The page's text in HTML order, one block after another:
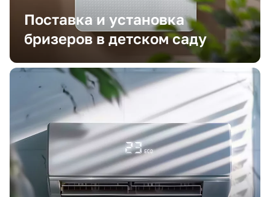
Поставка и установка
бризеров в детском саду